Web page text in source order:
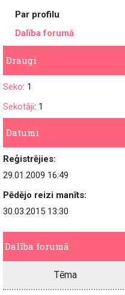
Par profilu
Dalība forumā
Draugi
Seko: 1
Sekotāji: 1
Datumi
Reģistrējies:
29.01.2009 16:49
Pēdējo reizi manīts:
30.03.2015 13:30
Dalība forumā
Tēma